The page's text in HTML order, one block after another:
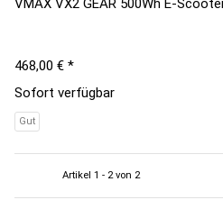
468,00 € *
Sofort verfügbar
Gut
Artikel 1 - 2 von 2